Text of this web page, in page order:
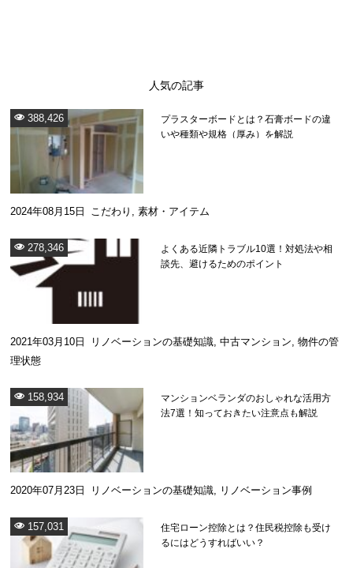
人気の記事
プラスターボードとは？石膏ボードの違
いや種類や規格（厚み）を解説
388,426
2024年08月15日 こだわり , 素材・アイテム
よくある近隣トラブル10選！対処法や相
談先、避けるためのポイント
278,346
2021年03月10日 リノベーションの基礎知識, 中古マンション 物件の管
理状態
マンションベランダのおしゃれな活用方
法7選！知っておきたい注意点も解説
158,934
2020年07月23日 リノベーションの基礎知識, リノベーション事例
住宅ローン控除とは？住民税控除も受け
るにはどうすればいい？
157,031